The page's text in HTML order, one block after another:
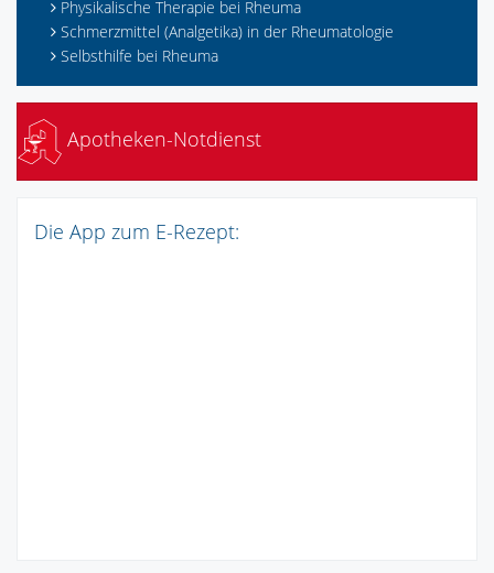
Physikalische Therapie bei Rheuma
Schmerzmittel (Analgetika) in der Rheumatologie
Selbsthilfe bei Rheuma
Apotheken-Notdienst
Die App zum E-Rezept: